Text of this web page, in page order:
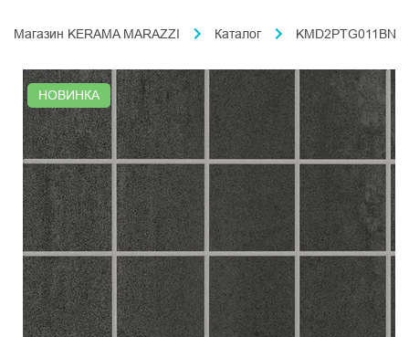
Магазин KERAMA MARAZZI Каталог KMD2PTG011BN
НОВИНКА